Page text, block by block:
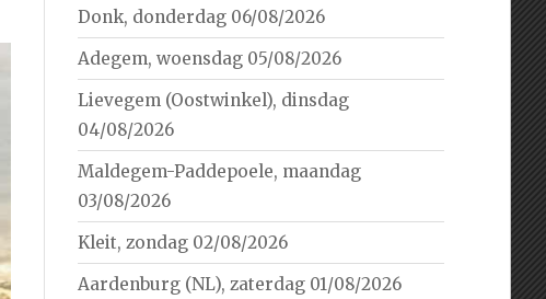
Donk, donderdag 06/08/2026
Adegem, woensdag 05/08/2026
Lievegem (Oostwinkel), dinsdag
04/08/2026
Maldegem-Paddepoele, maandag
03/08/2026
Kleit, zondag 02/08/2026
Aardenburg (NL), zaterdag 01/08/2026